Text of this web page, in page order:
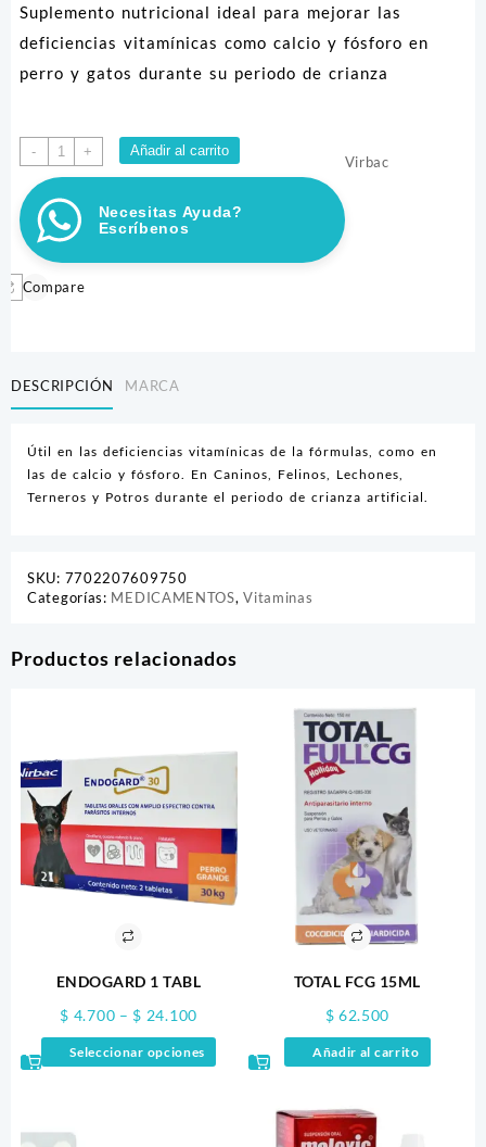
Suplemento nutricional ideal para mejorar las
deficiencias vitamínicas como calcio y fósforo en
perro y gatos durante su periodo de crianza
-
CALSYN
120ML
cantidad
+ Añadir al carrito
Necesitas Ayuda?
Escríbenos
Compare
Virbac
DESCRIPCIÓN MARCA
Útil en las deficiencias vitamínicas de la fórmulas, como en
las de calcio y fósforo. En Caninos, Felinos, Lechones,
Terneros y Potros durante el periodo de crianza artificial.
SKU: 7702207609750
Categorías: MEDICAMENTOS,Vitaminas
Productos relacionados
ENDOGARD 1 TABL
$ 4.700 – $ 24.100Price
range:
$ 4.700
Seleccionar opciones
producto
múltiples
variantes.
TOTAL FCG 15ML
$ 62.500
Añadir al carrito